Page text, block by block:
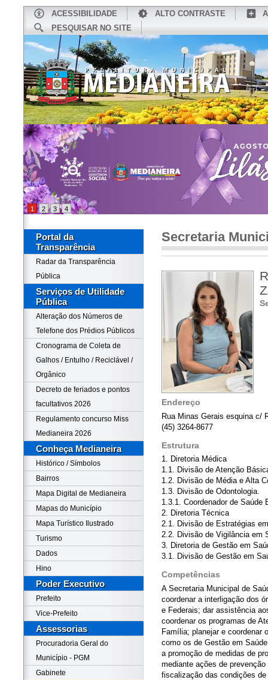
ACESSIBILIDADE ALTO CONTRASTE
PESQUISAR NO SITE
CONHEÇA MEDIANEIRA
1 2 3 4
Portal da
Transparência
Radar da Transparência
Pública
Serviços de Utilidade
Pública
Alteração dos Números de
Telefone dos Prédios Públicos
Cronograma de Coleta de
Galhos / Entulho / Reciclável /
Orgânico
Decreto de feriados e pontos
facultativos 2026
Regulamento concurso Miss
Medianeira 2026
Conheça Medianeira
Histórico / Símbolos
Bairros
Mapa Digital de Medianeira
Mapas do Município
Mapa Turístico Ilustrado
Turismo
Dados
Hino
Poder Executivo
Prefeito
Vice-Prefeito
Assessorias
Procuradoria Geral do
Município - PGM
Gabinete
Secretaria
Endereço
Rua Minas Gerais esquina c/
(45) 3264-8677
Estrutura
1. Diretoria Médica
1.1. Divisão de Atenção
1.2. Divisão de Média e Alta
1.3. Divisão de Odontologia.
1.3.1. Coordenador de Saúde
2. Diretoria Técnica
2.1. Divisão de Estratégias
2.2. Divisão de Vigilância em
3. Diretoria de Gestão em
3.1. Divisão de Gestão em
Competências
A Secretaria Municipal de
coordenar a interligação dos
e Federais; dar assistência
coordenar os programas de
Família; planejar e coordenar
como os de Gestão em
a promoção de medidas de
mediante ações de
fiscalização das condições